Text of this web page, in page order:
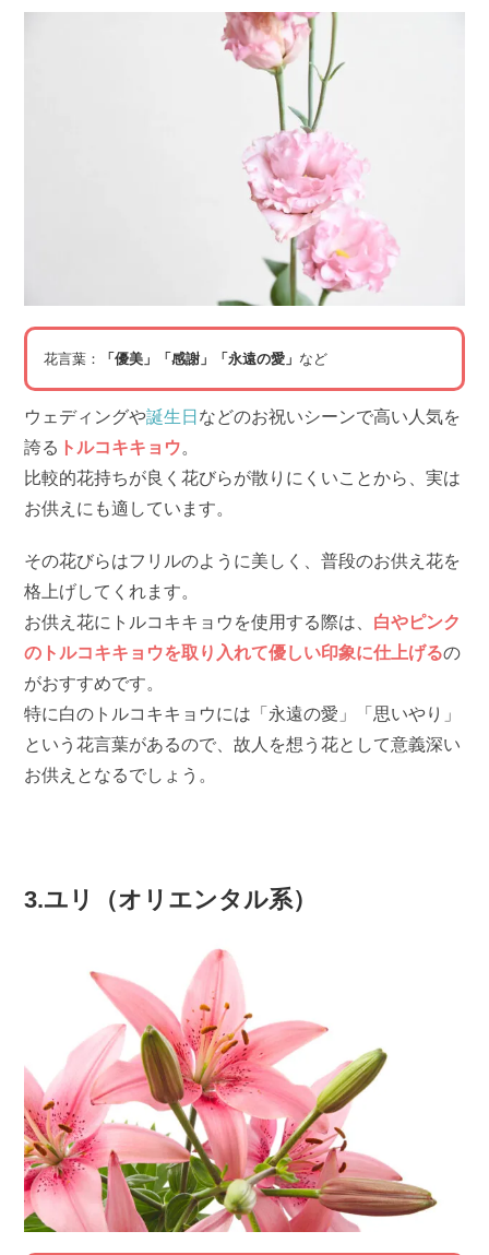
花言葉： 「優美」「感謝」「永遠の愛」 など
ウェディングや誕生日 などのお祝いシーンで高い人気を
誇る トルコキキョウ。
比較的花持ちが良く花びらが散りにくいことから、実は
お供えにも適しています。
その花びらはフリルのように美しく、普段のお供え花を
格上げしてくれます。
お供え花にトルコキキョウを使用する際は、 白やピンク
のトルコキキョウを取り入れて優しい印象に仕上げるの
がおすすめです。
特に白のトルコキキョウには「永遠の愛」「思いやり」
という花言葉があるので、故人を想う花として意義深い
お供えとなるでしょう。
3.ユリ（オリエンタル系）